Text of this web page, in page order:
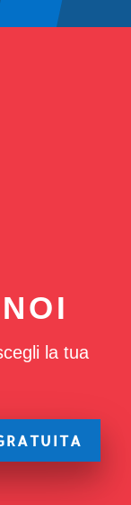
la tua